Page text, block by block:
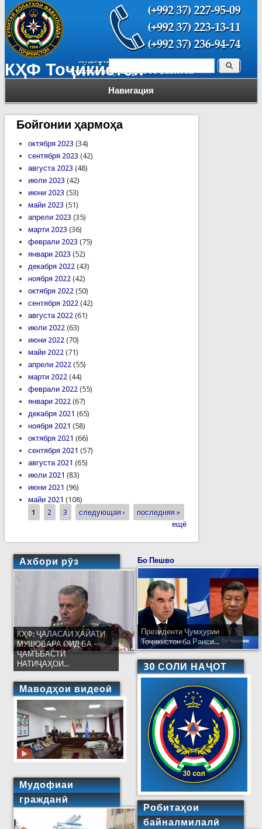
КҲФ Тоҷикистон
Навигация
Форма поиска Поиск
Бойгонии ҳармоҳа
октября 2023 (34)
сентября 2023 (42)
августа 2023 (48)
июли 2023 (42)
июни 2023 (53)
майи 2023 (51)
апрели 2023 (35)
марти 2023 (36)
феврали 2023 (75)
январи 2023 (52)
декабря 2022(43)
ноября 2022(42)
октября 2022(50)
сентября 2022(42)
августа 2022(61)
июли 2022(63)
июни 2022(70)
майи 2022(71)
апрели 2022(55)
марти 2022(44)
феврали 2022(55)
январи 2022(67)
декабря 2021 (65)
ноября 2021 (58)
октября 2021 (66)
сентября 2021 (57)
августа 2021 (65)
июли 2021 (83)
июни 2021 (96)
майи 2021 (108)
Страницы
1 2 3 следующая ›
последняя »
ещё
Ахбори рӯз
КҲФ: ҶАЛАСАИ ҲАЙАТИ
МУШОВАРА ОИД БА
ҶАМЪБАСТИ
НАТИҶАҲОИ...
Маводҳои видеоӣ
Мудофиаи
гражданӣ
Бо Пешво
Президенти Ҷумҳурии
Тоҷикистон ба Раиси...
30 СОЛИ НАҶОТ
Робитаҳои
байналмилалӣ